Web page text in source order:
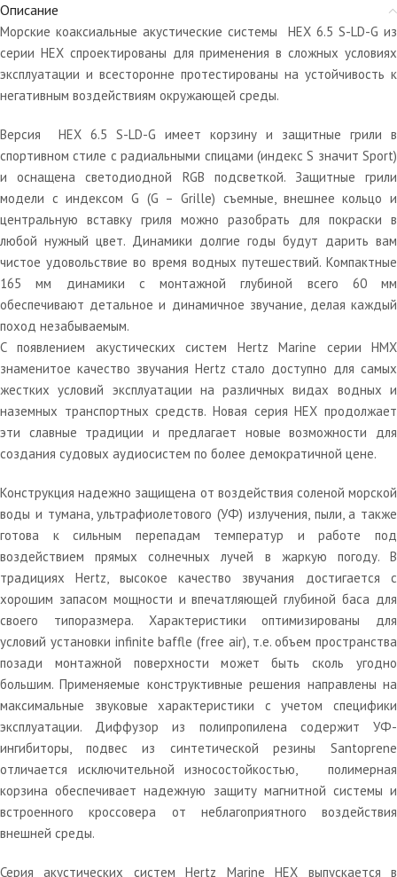
Описание
Морские коаксиальные акустические системы HEX 6.5 S-LD-G из
серии HEX спроектированы для применения в сложных условиях
эксплуатации и всесторонне протестированы на устойчивость к
негативным воздействиям окружающей среды.
Версия HEX 6.5 S-LD-G имеет корзину и защитные грили в
спортивном стиле с радиальными спицами (индекс S значит Sport)
и оснащена светодиодной RGB подсветкой. Защитные грили
модели с индексом G (G – Grille) съемные, внешнее кольцо и
центральную вставку гриля можно разобрать для покраски в
любой нужный цвет. Динамики долгие годы будут дарить вам
чистое удовольствие во время водных путешествий. Компактные
165 мм динамики с монтажной глубиной всего 60 мм
обеспечивают детальное и динамичное звучание, делая каждый
поход незабываемым.
С появлением акустических систем Hertz Marine серии HMX
знаменитое качество звучания Hertz стало доступно для самых
жестких условий эксплуатации на различных видах водных и
наземных транспортных средств. Новая серия HEX продолжает
эти славные традиции и предлагает новые возможности для
создания судовых аудиосистем по более демократичной цене.
Конструкция надежно защищена от воздействия соленой морской
воды и тумана, ультрафиолетового (УФ) излучения, пыли, а также
готова к сильным перепадам температур и работе под
воздействием прямых солнечных лучей в жаркую погоду. В
традициях Hertz, высокое качество звучания достигается с
хорошим запасом мощности и впечатляющей глубиной баса для
своего типоразмера. Характеристики оптимизированы для
условий установки infinite baffle (free air), т.е. объем пространства
позади монтажной поверхности может быть сколь угодно
большим. Применяемые конструктивные решения направлены на
максимальные звуковые характеристики с учетом специфики
эксплуатации. Диффузор из полипропилена содержит УФ-
ингибиторы, подвес из синтетической резины Santoprene
отличается исключительной износостойкостью, полимерная
корзина обеспечивает надежную защиту магнитной системы и
встроенного кроссовера от неблагоприятного воздействия
внешней среды.
Серия акустических систем Hertz Marine HEX выпускается в